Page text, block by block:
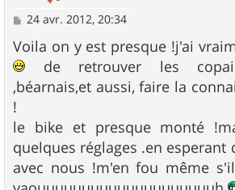
M
s
s
a
g
e
24 avr. 2012, 20:34
Voila on y est presque !j'ai
de retrouver les
,béarnais,et aussi, faire la
!
le bike et presque monté
quelques réglages .en esperant
avec nous !m'en fou même